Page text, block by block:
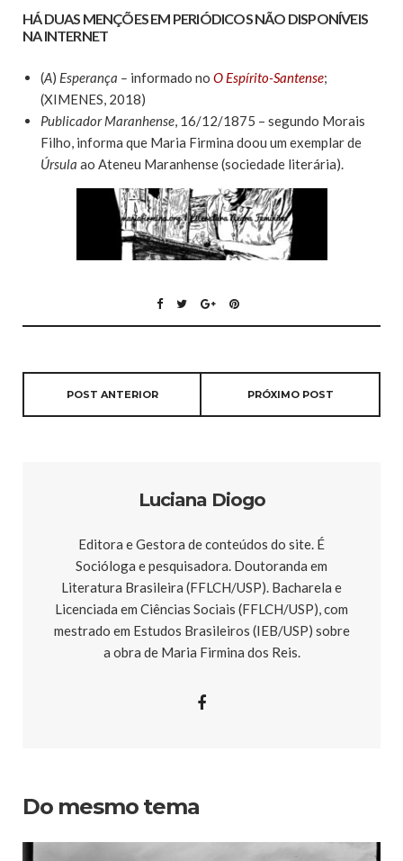
HÁ DUAS MENÇÕES EM PERIÓDICOS NÃO DISPONÍVEIS
NA INTERNET
(A) Esperança – informado no O Espírito-Santense;
(XIMENES, 2018)
Publicador Maranhense , 16/12/1875 – segundo Morais
Filho, informa que Maria Firmina doou um exemplar de
Úrsula ao Ateneu Maranhense (sociedade literária).
POST ANTERIOR PRÓXIMO POST
Luciana Diogo
Editora e Gestora de conteúdos do site. É
Socióloga e pesquisadora. Doutoranda em
Literatura Brasileira (FFLCH/USP). Bacharela e
Licenciada em Ciências Sociais (FFLCH/USP), com
mestrado em Estudos Brasileiros (IEB/USP) sobre
a obra de Maria Firmina dos Reis.
Do mesmo tema